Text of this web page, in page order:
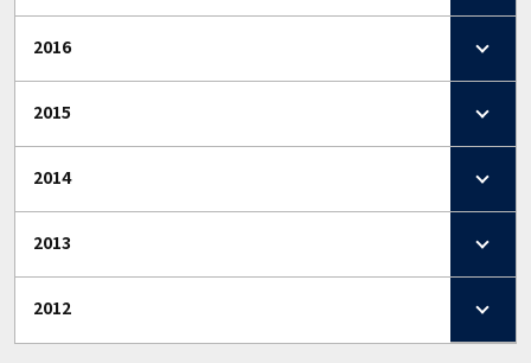
2016
2015
2014
2013
2012